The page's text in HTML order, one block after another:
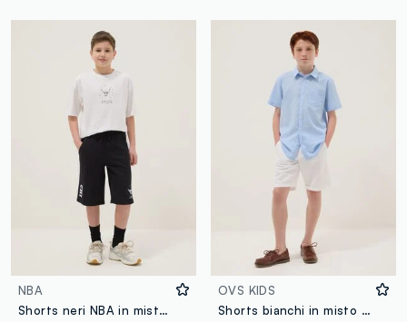
NBA
Shorts neri NBA in misto cotone
OVS KIDS
Shorts bianchi in misto lino e cotone regular fit da ragazzo